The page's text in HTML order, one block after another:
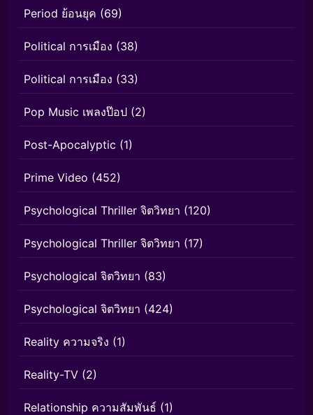
Period ย้อนยุค (69)
Political การเมือง (38)
Political การเมือง (33)
Pop Music เพลงป๊อป (2)
Post-Apocalyptic (1)
Prime Video (452)
Psychological Thriller จิตวิทยา (120)
Psychological Thriller จิตวิทยา (17)
Psychological จิตวิทยา (83)
Psychological จิตวิทยา (424)
Reality ความจริง (1)
Reality-TV (2)
Relationship ความสัมพันธ์ (1)